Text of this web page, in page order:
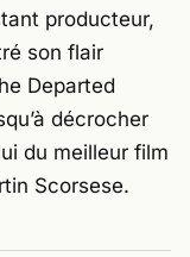
producteur,
son flair
Departed
décrocher
du meilleur film
Scorsese.